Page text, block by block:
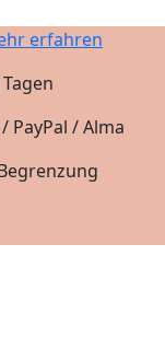
erfahren
PayPal / Alma